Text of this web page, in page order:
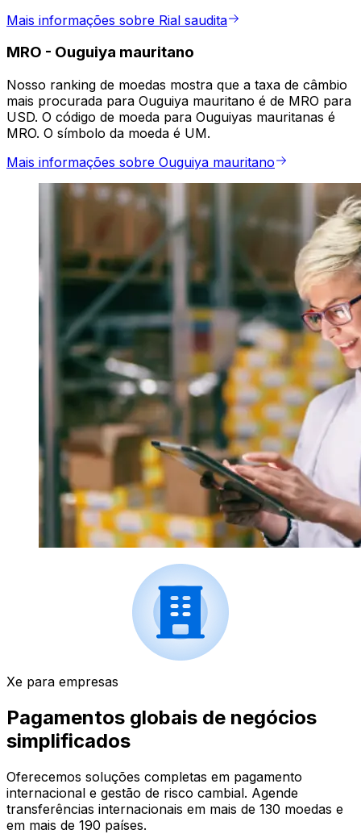
Mais informações sobre Rial saudita
MRO - Ouguiya mauritano
Nosso ranking de moedas mostra que a taxa de câmbio
mais procurada para Ouguiya mauritano é de MRO para
USD. O código de moeda para Ouguiyas mauritanas é
MRO. O símbolo da moeda é UM.
Mais informações sobre Ouguiya mauritano
Xe para empresas
Pagamentos globais de negócios
simplificados
Oferecemos soluções completas em pagamento
internacional e gestão de risco cambial. Agende
transferências internacionais em mais de 130 moedas e
em mais de 190 países.